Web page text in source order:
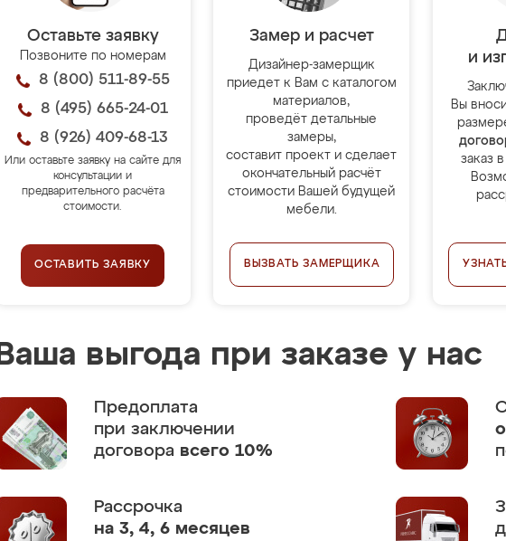
Оставьте заявку
Позвоните по номерам
8 (800) 511-89-55
8 (495) 665-24-01
8 (926) 409-68-13
Или оставьте заявку на сайте для
консультации и
предварительного расчёта
стоимости.
ОСТАВИТЬ ЗАЯВКУ
Замер и расчет
Дизайнер-замерщик
приедет к Вам с каталогом
материалов,
проведёт детальные
замеры,
составит проект и сделает
окончательный расчёт
стоимости Вашей будущей
мебели.
ВЫЗВАТЬ ЗАМЕРЩИКА
и
Вы
заказ
Ваша выгода при заказе у нас
Предоплата
при заключении
договора всего 10%
Рассрочка
на 3, 4, 6 месяцев